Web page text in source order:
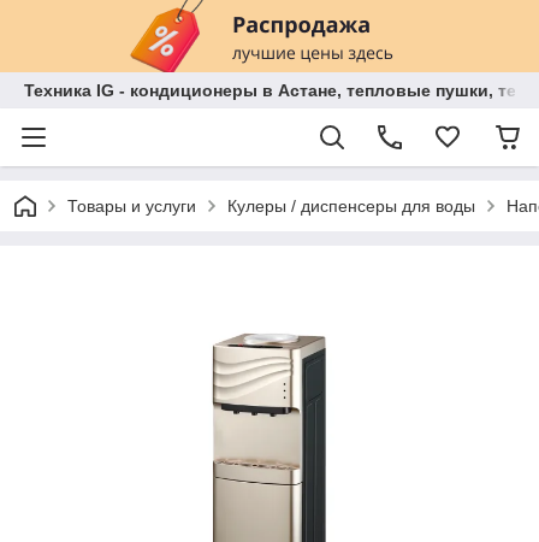
Техника IG - кондиционеры в Астане, тепловые пушки,
Товары и услуги Кулеры / диспенсеры для воды